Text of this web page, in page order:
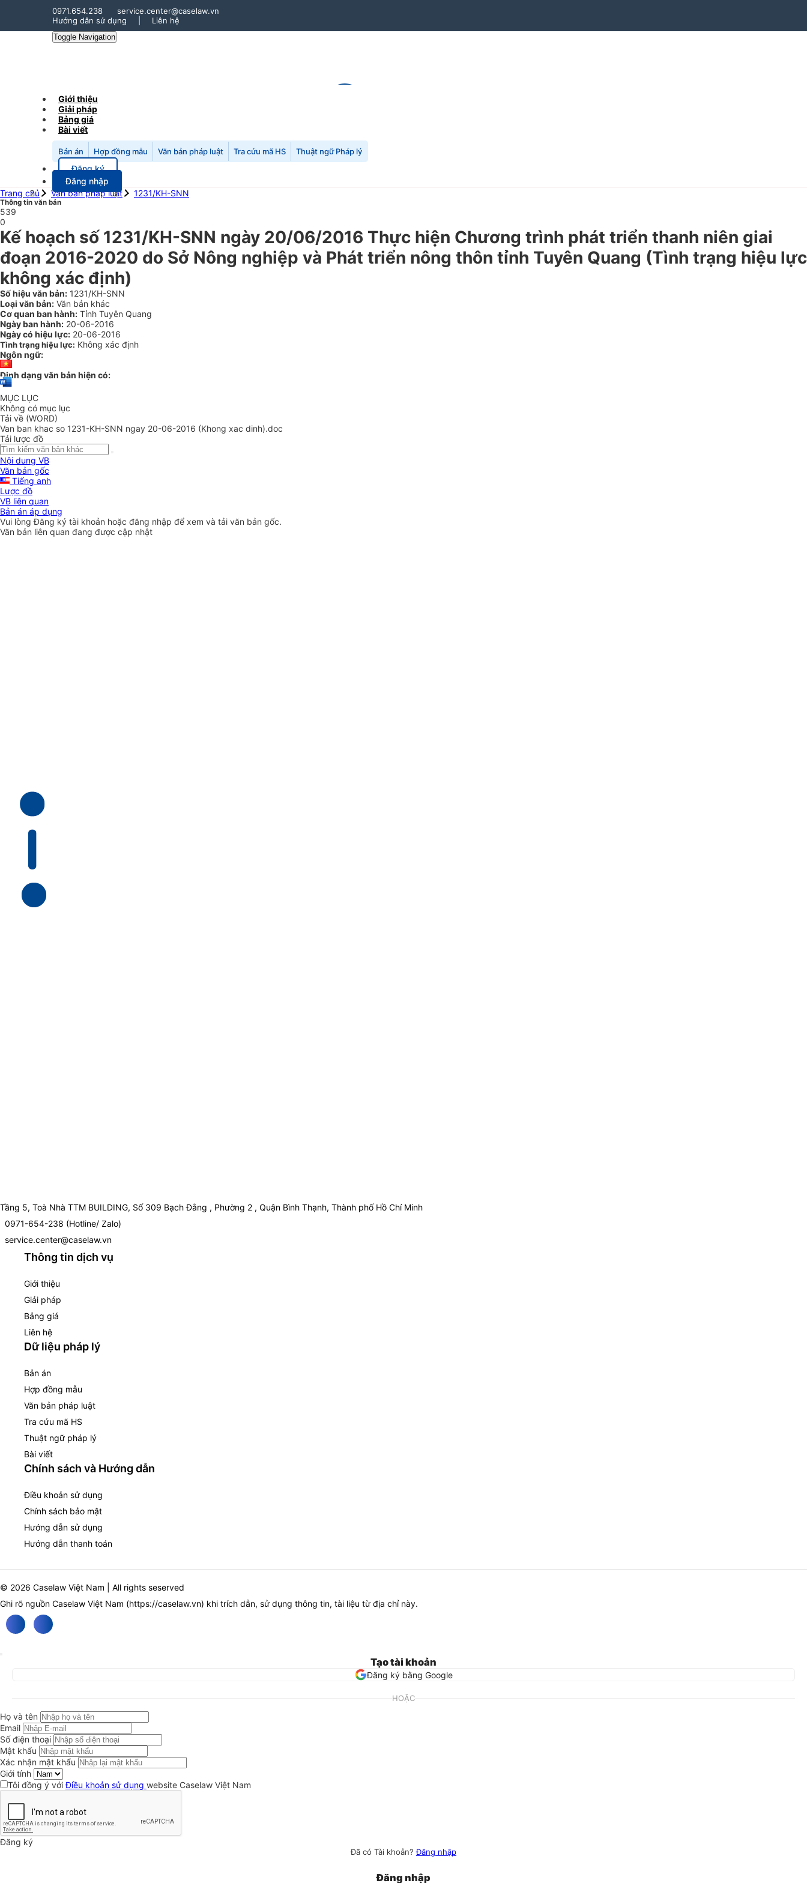
0971.654.238
service.center@caselaw.vn
Hướng dẫn sử dụng
Liên hệ
Toggle Navigation
Giới thiệu
Giải pháp
Bảng giá
Bài viết
Bản án Hợp đồng mẫu Văn bản pháp luật Tra cứu mã HS Thuật ngữ Pháp lý
Đăng ký
Đăng nhập
Trang chủ
Văn bản pháp luật 1231/KH-SNN
Thông tin văn bản
539
0
Kế hoạch số 1231/KH-SNN ngày 20/06/2016 Thực hiện Chương trình phát triển thanh niên giai
đoạn 2016-2020 do Sở Nông nghiệp và Phát triển nông thôn tỉnh Tuyên Quang (Tình trạng hiệu lực
không xác định)
Số hiệu văn bản: 1231/KH-SNN
Loại văn bản: Văn bản khác
Cơ quan ban hành: Tỉnh Tuyên Quang
Ngày ban hành: 20-06-2016
Ngày có hiệu lực: 20-06-2016
Tình trạng hiệu lực: Không xác định
Ngôn ngữ:
Định dạng văn bản hiện có:
MỤC LỤC
Không có mục lục
Tải về (WORD)
Van ban khac so 1231-KH-SNN ngay 20-06-2016 (Khong xac dinh).doc
Tải lược đồ
Nội dung VB
Văn bản gốc
Tiếng anh
Lược đồ
VB liên quan
Bản án áp dụng
Vui lòngĐăng ký tài khoản hoặc đăng nhập để xem và tải văn bản gốc.
Văn bản liên quan đang được cập nhật
Tầng 5, Toà Nhà TTM BUILDING, Số 309 Bạch Đằng , Phường 2 , Quận Bình Thạnh, Thành phố Hồ Chí Minh
0971-654-238 (Hotline/ Zalo)
service.center@caselaw.vn
Thông tin dịch vụ
Giới thiệu
Giải pháp
Bảng giá
Liên hệ
Dữ liệu pháp lý
Bản án
Hợp đồng mẫu
Văn bản pháp luật
Tra cứu mã HS
Thuật ngữ pháp lý
Bài viết
Chính sách và Hướng dẫn
Điều khoản sử dụng
Chính sách bảo mật
Hướng dẫn sử dụng
Hướng dẫn thanh toán
© 2026 Caselaw Việt Nam | All rights seserved
Ghi rõ nguồn Caselaw Việt Nam (https://caselaw.vn) khi trích dẫn, sử dụng thông tin, tài liệu từ địa chỉ này.
Tạo tài khoản
Đăng ký bằng Google
HOẶC
Họ và tên
Email
Số điện thoại
Mật khẩu
Xác nhận mật khẩu
Giới tính
Tôi đồng ý vớiĐiều khoản sử dụng website Caselaw Việt Nam
Đăng ký
Đã có Tài khoản?Đăng nhập
Đăng nhập